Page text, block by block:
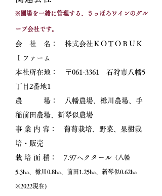
※圃場を一緒に管理する、さっぽろワインのグル
ープ会社です。
会 社 名： 株式会社ＫＯＴＯＢＵＫ
Ｉファーム
本社所在地： 〒061-3361 石狩市八幡5
丁目2番地1
​農 場： 八幡農場、樽川農場、手
稲前田農場、新琴似農場
事 業 内 容： 葡萄栽培、野菜、果樹栽
培・販売
栽 培 面 積： 7.97ヘクタール （八幡
5.3ha、樽川​0.8ha、前田1.25ha、新琴似0.62ha
※2022現在)